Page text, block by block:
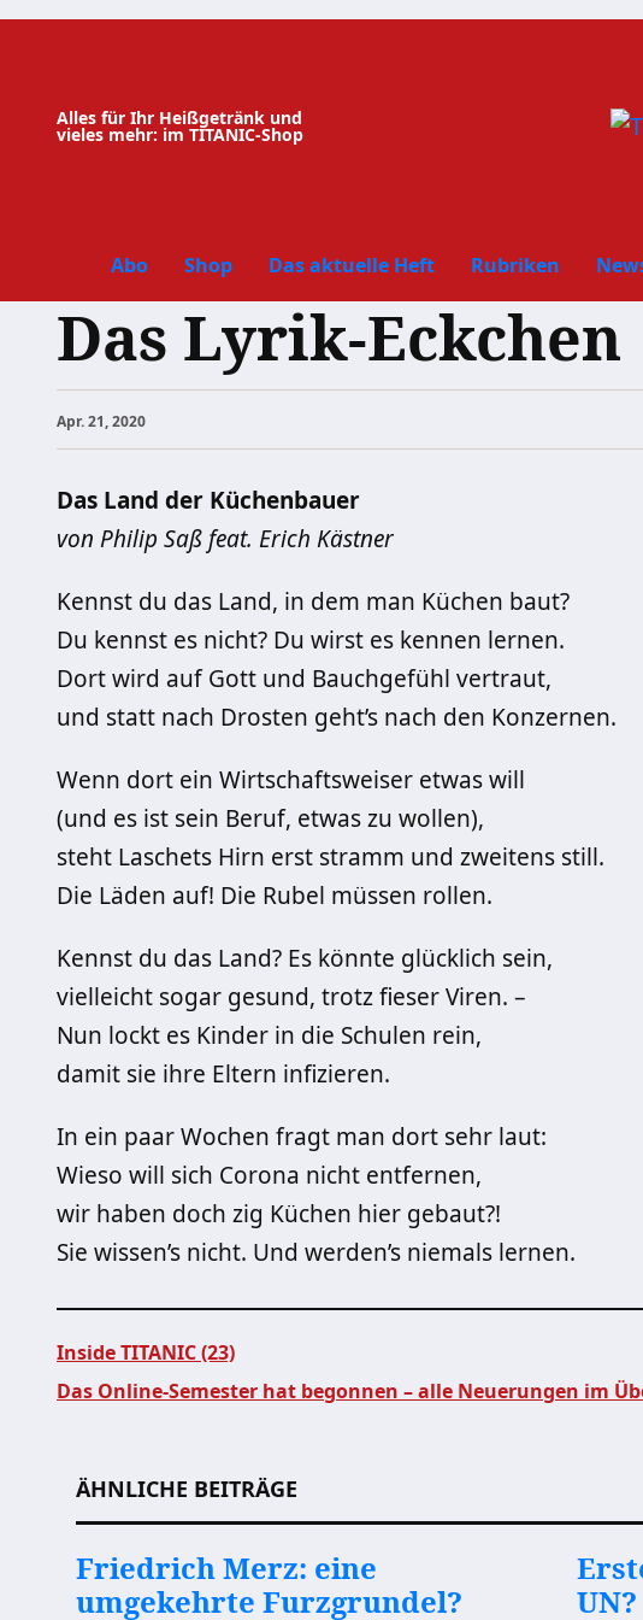
Zum
Alles für Ihr Heißgetränk und
vieles mehr: im TITANIC-Shop
Abo Shop Das aktuelle Heft Rubriken
Das Lyrik-Eckchen
Apr. 21, 2020
Das Land der Küchenbauer
von Philip Saß feat. Erich Kästner
Kennst du das Land, in dem man Küchen baut?
Du kennst es nicht? Du wirst es kennen lernen.
Dort wird auf Gott und Bauchgefühl vertraut,
und statt nach Drosten geht’s nach den Konzernen.
Wenn dort ein Wirtschaftsweiser etwas will
(und es ist sein Beruf, etwas zu wollen),
steht Laschets Hirn erst stramm und zweitens still.
Die Läden auf! Die Rubel müssen rollen.
Kennst du das Land? Es könnte glücklich sein,
vielleicht sogar gesund, trotz fieser Viren. –
Nun lockt es Kinder in die Schulen rein,
damit sie ihre Eltern infizieren.
In ein paar Wochen fragt man dort sehr laut:
Wieso will sich Corona nicht entfernen,
wir haben doch zig Küchen hier gebaut?!
Sie wissen’s nicht. Und werden’s niemals lernen.
Inside TITANIC (23)
Das Online-Semester hat begonnen – alle Neuerungen im
ÄHNLICHE BEITRÄGE
Friedrich Merz: eine
umgekehrte Furzgrundel?
UN?